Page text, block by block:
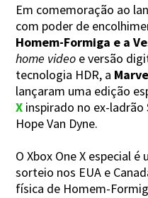
Em comemoração ao
com poder de
Homem-Formiga e a
home video e versão
tecnologia HDR, a
lançaram uma edição
X inspirado no ex-
Hope Van Dyne.
O Xbox One X especial
sorteio nos EUA e
física de Homem-